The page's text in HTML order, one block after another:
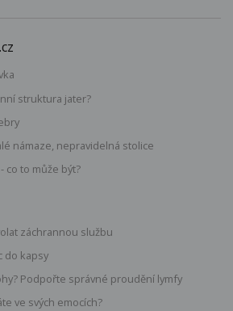
struktura jater?
námaze, nepravidelná stolice
co to může být?
záchrannou službu
do kapsy
Podpořte správné proudění lymfy
ve svých emocích?